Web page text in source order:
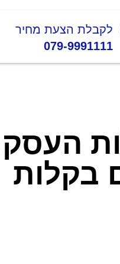
לקבלת הצעת מחיר
079-9991111
בקלות